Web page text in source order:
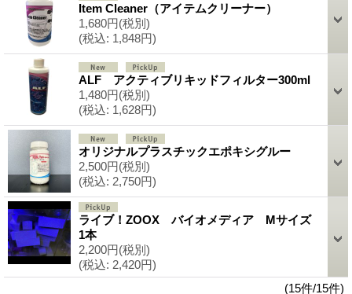
Item Cleaner（アイテムクリーナー）
1,680円(税別)
(税込: 1,848円)
ALF アクティブリキッドフィルター300ml
1,480円(税別)
(税込: 1,628円)
オリジナルプラスチックエポキシグルー
2,500円(税別)
(税込: 2,750円)
ライブ！ZOOX バイオメディア Mサイズ
1本
2,200円(税別)
(税込: 2,420円)
(15件/15件)